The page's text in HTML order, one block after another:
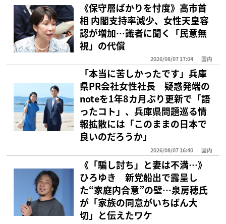
《保守層ばかりを忖度》高市首
相 内閣支持率減少、女性天皇容
認が増加…識者に聞く「民意無
視」の代償
2026/08/07 17:04 国内
「本当に苦しかったです」兵庫
県PR会社女性社長 疑惑発端の
noteを1年8カ月ぶり更新で「語
ったコト」、兵庫県問題巡る情
報拡散には「このままの日本で
良いのだろうか」
2026/08/07 16:40 国内
《「騙し討ち」と妻は不満…》
ひろゆき 新党船出で露呈し
た“家庭内合意”の壁…泉房穂氏
が「家族の同意がいちばん大
切」と伝えたワケ